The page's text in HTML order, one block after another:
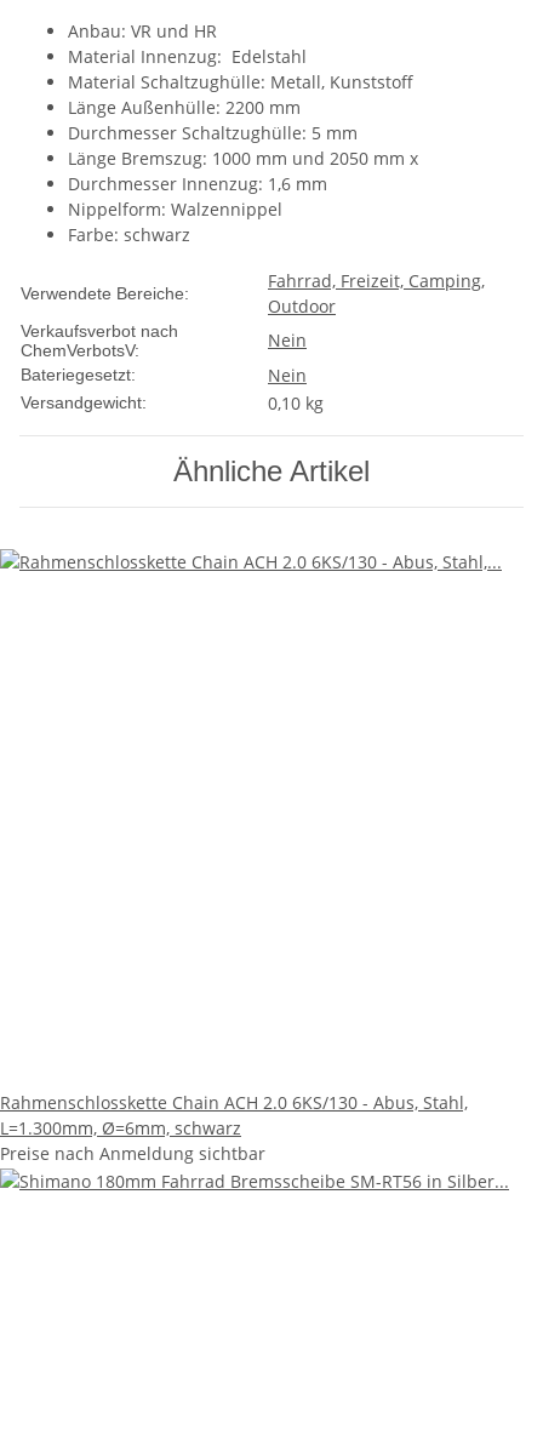
Anbau: VR und HR
Material Innenzug: Edelstahl
Material Schaltzughülle: Metall, Kunststoff
Länge Außenhülle: 2200 mm
Durchmesser Schaltzughülle: 5 mm
Länge Bremszug: 1000 mm und 2050 mm x
Durchmesser Innenzug: 1,6 mm
Nippelform: Walzennippel
Farbe: schwarz
Verwendete Bereiche:
Fahrrad, Freizeit, Camping,
Outdoor
Verkaufsverbot nach
ChemVerbotsV:
Nein
Bateriegesetzt: Nein
Versandgewicht: 0,10 kg
Ähnliche Artikel
Rahmenschlosskette Chain ACH 2.0 6KS/130 - Abus, Stahl,
L=1.300mm, Ø=6mm, schwarz
Preise nach Anmeldung sichtbar